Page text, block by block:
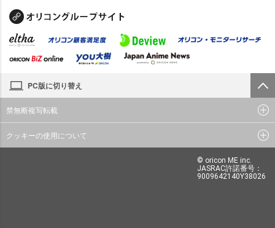
PC版に切り替え
禁無断複写転載
クッキーの使用について
© oricon ME inc.
JASRAC許諾番号：
9009642140Y38026